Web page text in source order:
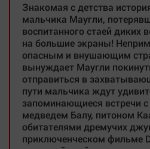
Гороскоп
Дети
ЖКХ
Интервью
Качество жизни
Конкурс
Народная журналистика
Знакомая с детства
мальчика Маугли,
воспитанного стаей диких
на большие экраны!
опасным и внушающим
вынуждает Маугли
отправиться в
пути мальчика ждут
запоминающиеся встречи с
медведем Балу, питоном
обитателями дремучих
приключенческом фильме